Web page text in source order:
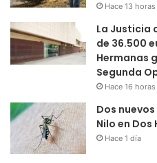
Hace 13 horas
La Justicia
de 36.500
Hermanas
Segunda
Hace 16 horas
Dos
Nilo en Dos
Hace 1 día